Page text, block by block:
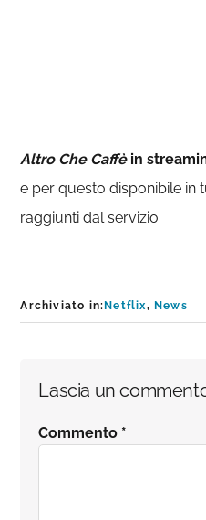
Altro Che Caffèin
e per questo disponibile in
raggiunti dal servizio.
Archiviato in: Netflix, News
Interazioni
del
Lascia un
Commento *